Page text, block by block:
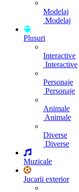
Modelaj
Modelaj
Plusuri
Interactive
Interactive
Personaje
Personaje
Animale
Animale
Diverse
Diverse
Muzicale
Jucarii exterior